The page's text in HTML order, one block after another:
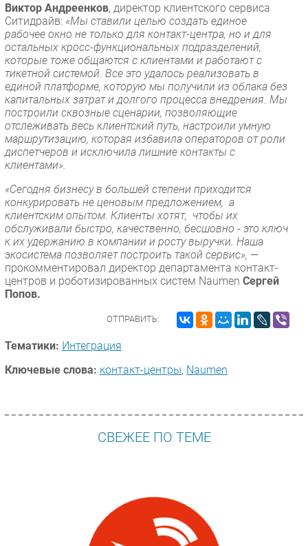
Виктор Андреенков, директор клиентского сервиса
Ситидрайв: «Мы ставили целью создать единое
рабочее окно не только для контакт-центра, но и для
остальных кросс-функциональных подразделений,
которые тоже общаются с клиентами и работают с
тикетной системой. Все это удалось реализовать в
единой платформе, которую мы получили из облака без
капитальных затрат и долгого процесса внедрения. Мы
построили сквозные сценарии, позволяющие
отслеживать весь клиентский путь, настроили умную
маршрутизацию, которая избавила операторов от роли
диспетчеров и исключила лишние контакты с
клиентами».
«Сегодня бизнесу в большей степени приходится
конкурировать не ценовым предложением, а
клиентским опытом. Клиенты хотят, чтобы их
обслуживали быстро, качественно, бесшовно - это ключ
к их удержанию в компании и росту выручки. Наша
экосистема позволяет построить такой сервис», —
прокомментировал директор департамента контакт-
центров и роботизированных систем Naumen Сергей
Попов.
ОТПРАВИТЬ:
Тематики: Интеграция
Ключевые слова: контакт-центры, Naumen
СВЕЖЕЕ ПО ТЕМЕ